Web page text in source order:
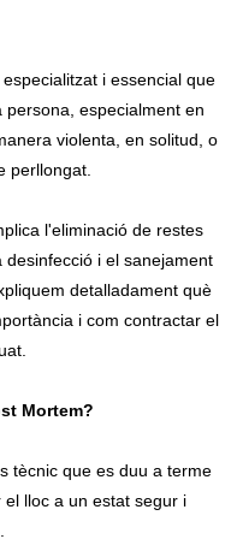
i essencial que
especialment en
violenta, en solitud, o
perllongat.
l'eliminació de restes
i el sanejament
detalladament què
i com contractar el
Mortem?
tècnic que es duu a terme
lloc a un estat segur i